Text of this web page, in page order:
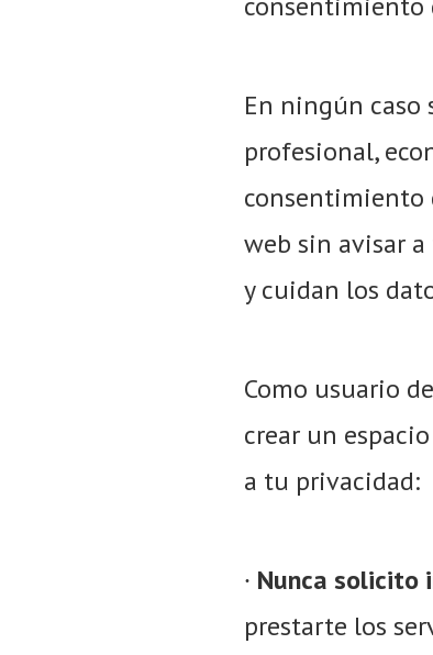
En ningún caso
profesional,
consentimiento
web sin avisar
y cuidan los
Como usuario
crear un
a tu privacidad:
∙ Nunca solicito
prestarte los